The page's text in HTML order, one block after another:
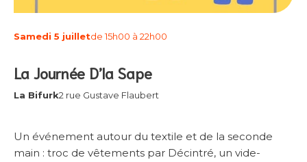
Samedi 5 juilletde 15h00 à 22h00
La Journée D’la Sape
La Bifurk2 rue Gustave Flaubert
Un événement autour du textile et de la seconde
main : troc de vêtements par Décintré, un vide-